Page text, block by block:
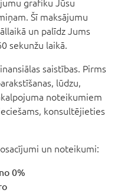
grafiku Jūsu
Šī maksājumu
un palīdz Jums
sekunžu laikā.
saistības. Pirms
lūdzu,
noteikumiem
konsultējieties
un noteikumi:
0%